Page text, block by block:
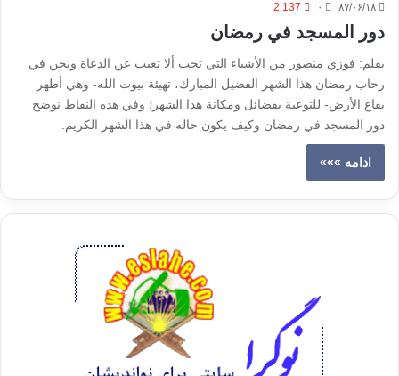
۸۷/۰۶/۱۸ ۰ 2,137
دور المسجد في رمضان
بقلم: فوزي منصور من الأشياء التي تجب ألا تغيب عن الدعاة ونحن في
رحاب رمضان هذا الشهر الفضيل المبارك، تهيئة بيوت الله- وهي أطهر
بقاع الأرض- للتوعية بفضائل ومكانة هذا الشهر؛ وفي هذه النقاط نوضح
دور المسجد في رمضان وكيف يكون حاله في هذا الشهر الكريم.
ادامه »»»